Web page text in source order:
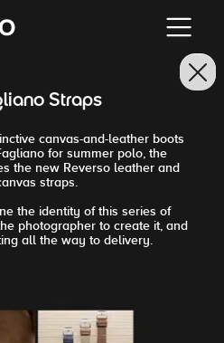
Straps
canvas-and-leather boots
for summer polo, the
the new Reverso leather and
straps.
the identity of this series of
photographer to create it, and
all the way to delivery.